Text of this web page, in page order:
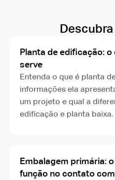
Planta de edificação: o
serve
Entenda o que é planta
informações ela
um projeto e qual a
edificação e planta baixa.
Embalagem primária:
função no contato